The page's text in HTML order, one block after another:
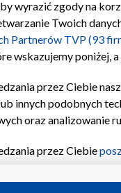
wyrazić zgody na
Twoich
Partnerów TVP (93
wskazujemy
przez Ciebie
innych podobnych
oraz analizowanie
przez Ciebie
i funkcji: